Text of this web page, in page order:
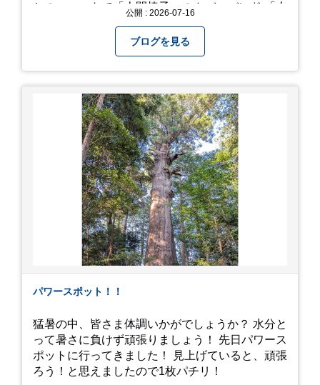
とのユニットで「人間椅子」のカバーバンド 「人
画にしており、娘のファンからもアップしてくれ
ッ！」とされているので ここだけの公開としま
す。 非常に暑苦しいのでご観覧される方は、ご注
意くださいませ。 では、熱中症に気を付けて、お
過ごしください。
https://youtu.be/QWVP8qzpsUE
公開 : 2026-07-16
ブログを見る
パワースポット！！
猛暑の中、皆さま体調いかがでしょうか？ 水分と
って暑さに負けず頑張りましょう！ 先日パワース
ポットに行ってきました！ 見上げていると、頑張
ろう！と思えましたので1枚パチリ！